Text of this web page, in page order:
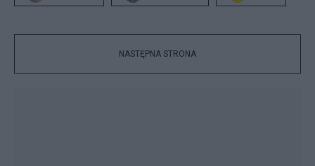
NASTĘPNA STRONA